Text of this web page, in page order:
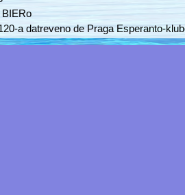
BIERo
a datreveno de Praga Esperanto-